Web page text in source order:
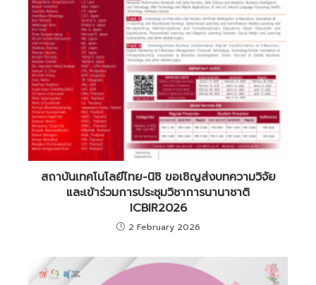
สถาบันเทคโนโลยีไทย-นิชิ ขอเชิญส่งบทความวิจัย
และเข้าร่วมการประชุมวิชาการนานาชาติ
ICBIR2026
2 February 2026